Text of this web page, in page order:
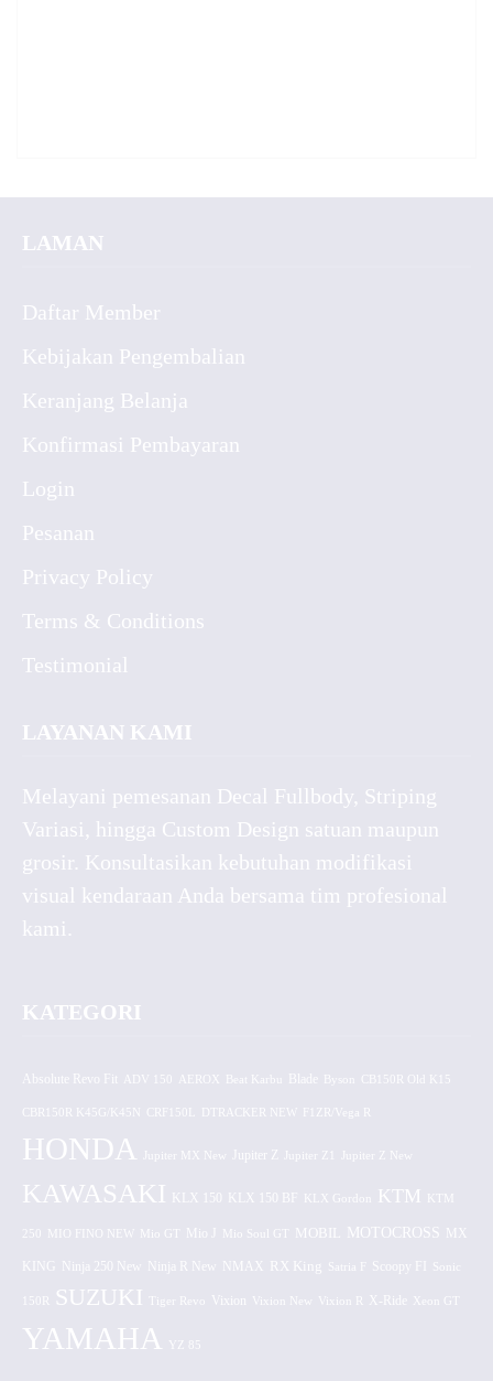
LAMAN
Daftar Member
Kebijakan Pengembalian
Keranjang Belanja
Konfirmasi Pembayaran
Login
Pesanan
Privacy Policy
Terms & Conditions
Testimonial
LAYANAN KAMI
Melayani pemesanan Decal Fullbody, Striping
Variasi, hingga Custom Design satuan maupun
grosir. Konsultasikan kebutuhan modifikasi
visual kendaraan Anda bersama tim profesional
kami.
KATEGORI
Absolute Revo Fit ADV 150 AEROX CB150R Old K15
CBR150R K45G/K45N CRF150L DTRACKER NEW F1ZR/Vega R
HONDA Jupiter MX New Jupiter Z Jupiter Z1 Jupiter Z New
KAWASAKI KLX 150 KLX 150 BF KLX Gordon KTM KTM
250 MIO FINO NEW Mio GT Mio J Mio Soul GT MOBIL MOTOCROSS MX
KING Ninja 250 New Ninja R New NMAX RX King Satria F Scoopy FI Sonic
150R SUZUKI Tiger Revo Vixion Vixion New Vixion R X-Ride Xeon GT
YAMAHA YZ 85